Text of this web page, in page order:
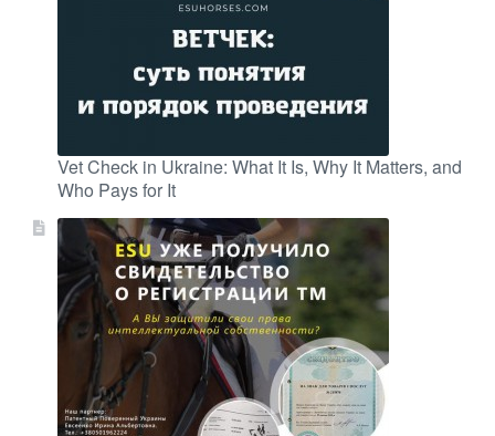
Vet Check in Ukraine: What It Is, Why It Matters, and
Who Pays for It